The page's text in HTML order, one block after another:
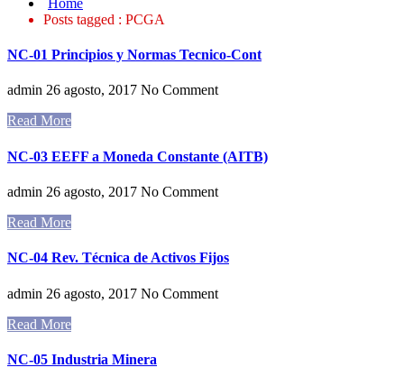
Home
Posts tagged : PCGA
NC-01 Principios y Normas Tecnico-Cont
admin 26 agosto, 2017 No Comment
Read More
NC-03 EEFF a Moneda Constante (AITB)
admin 26 agosto, 2017 No Comment
Read More
NC-04 Rev. Técnica de Activos Fijos
admin 26 agosto, 2017 No Comment
Read More
NC-05 Industria Minera